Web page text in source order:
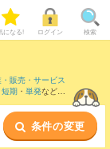
になる! ログイン 検索
販売・サービス
短期 ・ 単発などの
近隣駅のお仕事も
条件の変更